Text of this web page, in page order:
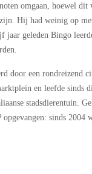
omgaan, hoewel
Hij had weinig op
jaar geleden Bingo
door een rondreizend
en leefde sinds
stadsdierentuin.
sinds 2004